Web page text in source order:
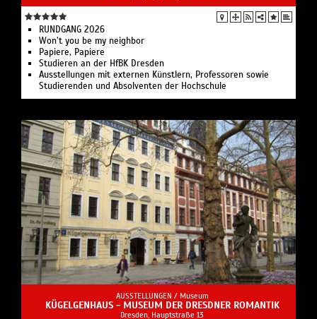
RUNDGANG 2026
Won’t you be my neighbor
Papiere, Papiere
Studieren an der HfBK Dresden
Ausstellungen mit externen Künstlern, Professoren sowie
Studierenden und Absolventen der Hochschule
AUSSTELLUNGEN / Museum
KÜGELGENHAUS - MUSEUM DER DRESDNER ROMANTIK
Dresden, Hauptstraße 13